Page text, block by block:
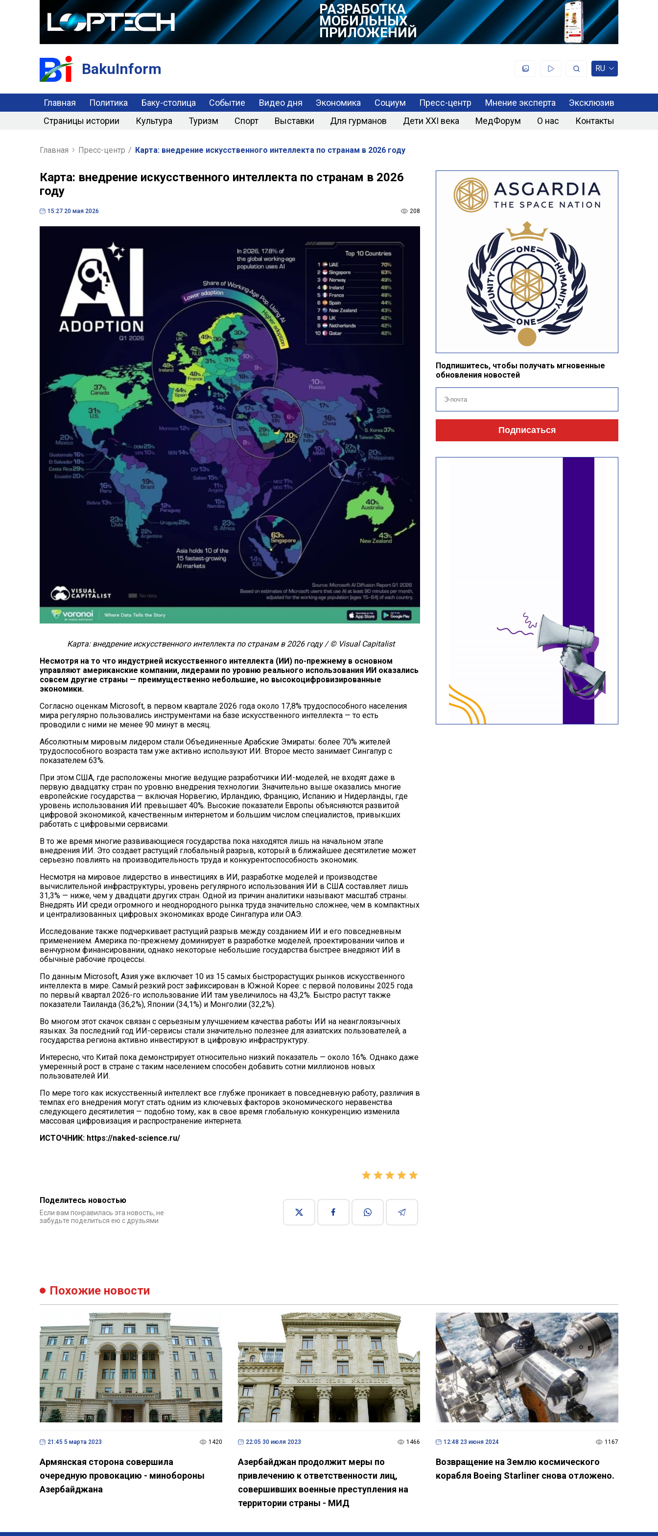
РАЗРАБОТКА
МОБИЛЬНЫХ
ПРИЛОЖЕНИЙ
BakuInform RU
Главная Политика Баку-столица Событие Видео дня Экономика Социум Пресс-центр Мнение эксперта
Эксклюзив
Страницы истории
Культура Туризм Спорт Выставки Для гурманов Дети XXI века МедФорум О нас Контакты
Главная Пресс-центр / Карта: внедрение искусственного интеллекта по странам в 2026 году
Карта: внедрение искусственного интеллекта по странам в 2026
году
15:27 20 мая 2026 208
Карта: внедрение искусственного интеллекта по странам в 2026 году / © Visual Capitalist
Несмотря на то что индустрией искусственного интеллекта (ИИ) по-прежнему в основном
управляют американские компании, лидерами по уровню реального использования ИИ оказались
совсем другие страны — преимущественно небольшие, но высокоцифровизированные
экономики.
Согласно оценкам Microsoft, в первом квартале 2026 года около 17,8% трудоспособного населения
мира регулярно пользовались инструментами на базе искусственного интеллекта — то есть
проводили с ними не менее 90 минут в месяц.
Абсолютным мировым лидером стали Объединенные Арабские Эмираты: более 70% жителей
трудоспособного возраста там уже активно используют ИИ. Второе место занимает Сингапур с
показателем 63%.
При этом США, где расположены многие ведущие разработчики ИИ-моделей, не входят даже в
первую двадцатку стран по уровню внедрения технологии. Значительно выше оказались многие
европейские государства — включая Норвегию, Ирландию, Францию, Испанию и Нидерланды, где
уровень использования ИИ превышает 40%. Высокие показатели Европы объясняются развитой
цифровой экономикой, качественным интернетом и большим числом специалистов, привыкших
работать с цифровыми сервисами.
В то же время многие развивающиеся государства пока находятся лишь на начальном этапе
внедрения ИИ. Это создает растущий глобальный разрыв, который в ближайшее десятилетие может
серьезно повлиять на производительность труда и конкурентоспособность экономик.
Несмотря на мировое лидерство в инвестициях в ИИ, разработке моделей и производстве
вычислительной инфраструктуры, уровень регулярного использования ИИ в США составляет лишь
31,3% — ниже, чем у двадцати других стран. Одной из причин аналитики называют масштаб страны.
Внедрять ИИ среди огромного и неоднородного рынка труда значительно сложнее, чем в компактных
и централизованных цифровых экономиках вроде Сингапура или ОАЭ.
Исследование также подчеркивает растущий разрыв между созданием ИИ и его повседневным
применением. Америка по-прежнему доминирует в разработке моделей, проектировании чипов и
венчурном финансировании, однако некоторые небольшие государства быстрее внедряют ИИ в
обычные рабочие процессы.
По данным Microsoft, Азия уже включает 10 из 15 самых быстрорастущих рынков искусственного
интеллекта в мире. Самый резкий рост зафиксирован в Южной Корее: с первой половины 2025 года
по первый квартал 2026-го использование ИИ там увеличилось на 43,2%. Быстро растут также
показатели Таиланда (36,2%), Японии (34,1%) и Монголии (32,2%).
Во многом этот скачок связан с серьезным улучшением качества работы ИИ на неанглоязычных
языках. За последний год ИИ-сервисы стали значительно полезнее для азиатских пользователей, а
государства региона активно инвестируют в цифровую инфраструктуру.
Интересно, что Китай пока демонстрирует относительно низкий показатель — около 16%. Однако даже
умеренный рост в стране с таким населением способен добавить сотни миллионов новых
пользователей ИИ.
По мере того как искусственный интеллект все глубже проникает в повседневную работу, различия в
темпах его внедрения могут стать одним из ключевых факторов экономического неравенства
следующего десятилетия — подобно тому, как в свое время глобальную конкуренцию изменила
массовая цифровизация и распространение интернета.
ИСТОЧНИК: https://naked-science.ru/
Поделитесь новостью
Если вам понравилась эта новость, не
забудьте поделиться ею с друзьями
Подпишитесь, чтобы получать мгновенные
обновления новостей
Подписаться
Похожие новости
21:45 5 марта 2023 1420
Армянская сторона совершила
очередную провокацию - минобороны
Азербайджана
22:05 30 июля 2023 1466
Азербайджан продолжит меры по
привлечению к ответственности лиц,
совершивших военные преступления на
территории страны - МИД
12:48 23 июня 2024 1167
Возвращение на Землю космического
корабля Boeing Starliner снова отложено.